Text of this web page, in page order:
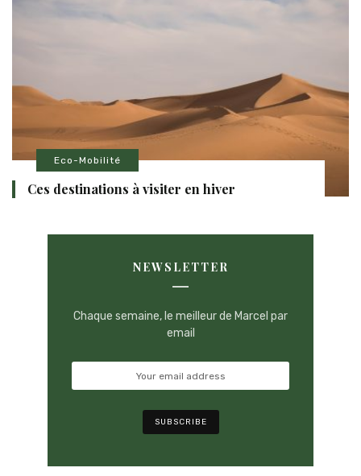
Eco-Mobilité
Ces destinations à visiter en hiver
NEWSLETTER
Chaque semaine, le meilleur de Marcel par
email